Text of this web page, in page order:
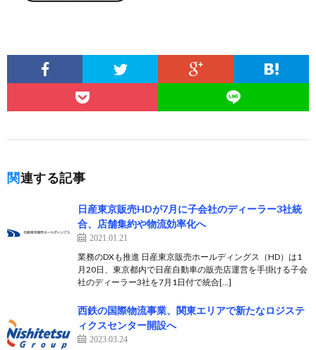
関連する記事
日産東京販売HDが7月に子会社のディーラー3社統
合、店舗集約や物流効率化へ
2021.01.21
業務のDXも推進 日産東京販売ホールディングス（HD）は1
月20日、東京都内で日産自動車の販売店運営を手掛ける子会
社のディーラー3社を7月1日付で統合[…]
西鉄の国際物流事業、関東エリアで新たなロジステ
ィクスセンター開設へ
2023.03.24